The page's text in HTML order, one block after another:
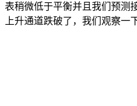
表稍微低于平衡并且我们预测
上升通道跌破了，我们观察一